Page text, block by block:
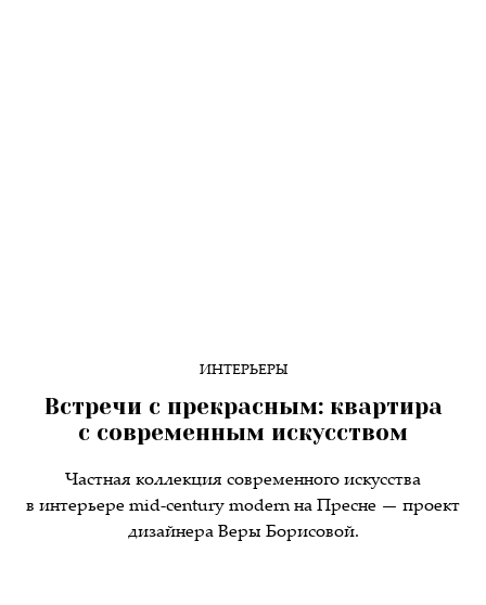
ИНТЕРЬЕРЫ
Встречи с прекрасным: квартира
с современным искусством
Частная коллекция современного искусства
в интерьере mid-century modern на Пресне — проект
дизайнера Веры Борисовой.